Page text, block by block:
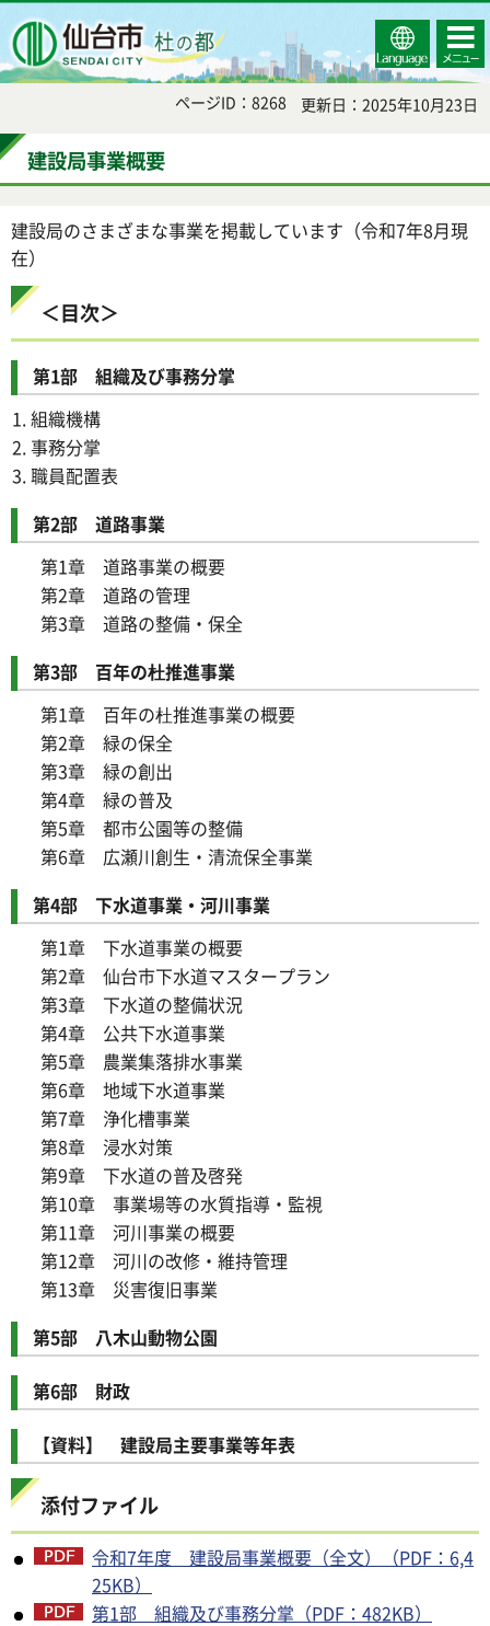
Select
Language
コンテ
ンツメ
ニュー
ページID：8268 更新日：2025年10月23日
建設局事業概要
建設局のさまざまな事業を掲載しています（令和7年8月現
在）
＜目次＞
第1部 組織及び事務分掌
組織機構
事務分掌
職員配置表
第2部 道路事業
第1章 道路事業の概要
第2章 道路の管理
第3章 道路の整備・保全
第3部 百年の杜推進事業
第1章 百年の杜推進事業の概要
第2章 緑の保全
第3章 緑の創出
第4章 緑の普及
第5章 都市公園等の整備
第6章 広瀬川創生・清流保全事業
第4部 下水道事業・河川事業
第1章 下水道事業の概要
第2章 仙台市下水道マスタープラン
第3章 下水道の整備状況
第4章 公共下水道事業
第5章 農業集落排水事業
第6章 地域下水道事業
第7章 浄化槽事業
第8章 浸水対策
第9章 下水道の普及啓発
第10章 事業場等の水質指導・監視
第11章 河川事業の概要
第12章 河川の改修・維持管理
第13章 災害復旧事業
第5部 八木山動物公園
第6部 財政
【資料】 建設局主要事業等年表
添付ファイル
令和7年度 建設局事業概要（全文）（PDF：6,4
25KB）
第1部 組織及び事務分掌（PDF：482KB）